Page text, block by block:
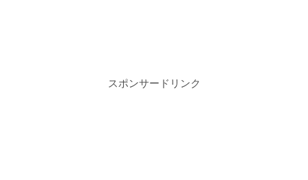
スポンサードリンク